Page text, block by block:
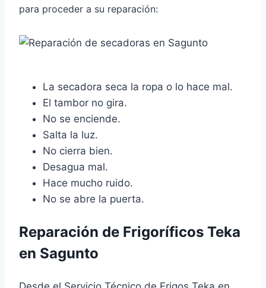
para proceder a su reparación:
La secadora seca la ropa o lo hace mal.
El tambor no gira.
No se enciende.
Salta la luz.
No cierra bien.
Desagua mal.
Hace mucho ruido.
No se abre la puerta.
Reparación de Frigoríficos Teka
en Sagunto